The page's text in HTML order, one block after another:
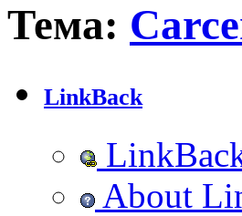
Тема:
LinkBack
About